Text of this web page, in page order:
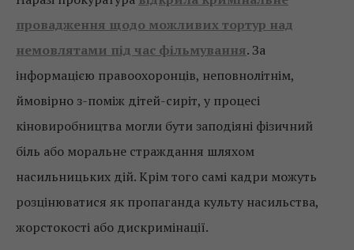
провадження щодо можливих тортур над
немовлятами під час фільмування. За
інформацією правоохоронців, неповнолітнім,
ймовірно з-поміж дітей-сиріт, у процесі
кіновиробництва могли бути заподіяні фізичний
біль або моральне страждання шляхом
насильницьких дій. Крім того самі кадри можуть
розцінюватися як пропаганда культу насильства,
жорстокості або дискримінації.